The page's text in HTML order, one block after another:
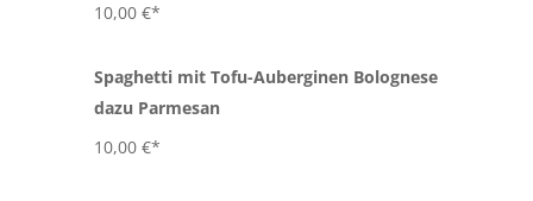
10,00 €*
Spaghetti mit Tofu-Auberginen Bolognese
dazu Parmesan
10,00 €*